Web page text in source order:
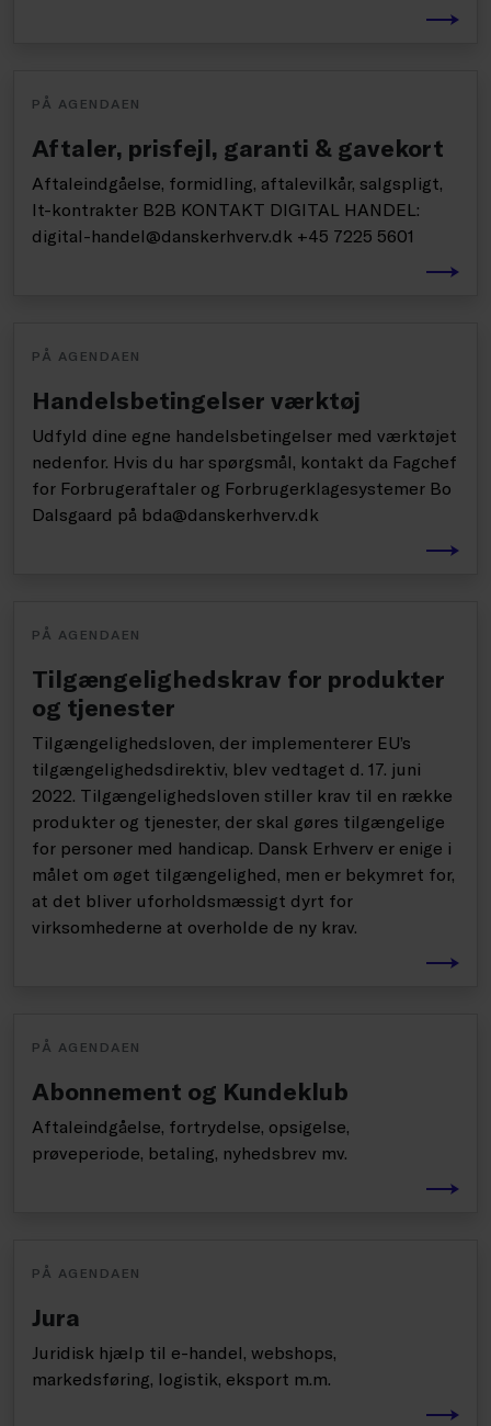
PÅ AGENDAEN
Aftaler, prisfejl, garanti & gavekort
Aftaleindgåelse, formidling, aftalevilkår, salgspligt,
It-kontrakter B2B KONTAKT DIGITAL HANDEL:
digital-handel@danskerhverv.dk +45 7225 5601
PÅ AGENDAEN
Handelsbetingelser værktøj
Udfyld dine egne handelsbetingelser med værktøjet
nedenfor. Hvis du har spørgsmål, kontakt da Fagchef
for Forbrugeraftaler og Forbrugerklagesystemer Bo
Dalsgaard på bda@danskerhverv.dk
PÅ AGENDAEN
Tilgængelighedskrav for produkter
og tjenester
Tilgængelighedsloven, der implementerer EU’s
tilgængelighedsdirektiv, blev vedtaget d. 17. juni
2022. Tilgængelighedsloven stiller krav til en række
produkter og tjenester, der skal gøres tilgængelige
for personer med handicap. Dansk Erhverv er enige i
målet om øget tilgængelighed, men er bekymret for,
at det bliver uforholdsmæssigt dyrt for
virksomhederne at overholde de ny krav.
PÅ AGENDAEN
Abonnement og Kundeklub
Aftaleindgåelse, fortrydelse, opsigelse,
prøveperiode, betaling, nyhedsbrev mv.
PÅ AGENDAEN
Jura
Juridisk hjælp til e-handel, webshops,
markedsføring, logistik, eksport m.m.